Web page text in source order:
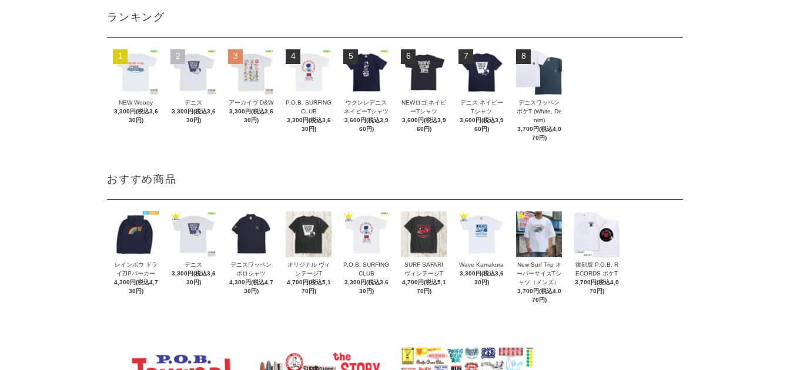
ランキング
1
NEW Woody
3,300円(税込3,6
30円)
2
デニス
3,300円(税込3,6
30円)
3
アーカイヴ D&W
3,300円(税込3,6
30円)
4
P.O.B. SURFING
CLUB
3,300円(税込3,6
30円)
5
ウクレレデニス
ネイビーTシャツ
3,600円(税込3,9
60円)
6
NEWロゴ ネイビ
ーTシャツ
3,600円(税込3,9
60円)
7
デニス ネイビー
Tシャツ
3,600円(税込3,9
60円)
8
デニスワッペン
ポケT (White, De
nim)
3,700円(税込4,0
70円)
おすすめ商品
レインボウ ドラ
イZIPパーカー
4,300円(税込4,7
30円)
デニス
3,300円(税込3,6
30円)
デニスワッペン
ポロシャツ
4,300円(税込4,7
30円)
オリジナル ヴィ
ンテージT
4,700円(税込5,1
70円)
P.O.B. SURFING
CLUB
3,300円(税込3,6
30円)
SURF SAFARI
ヴィンテージT
4,700円(税込5,1
70円)
Wave Kamakura
3,300円(税込3,6
30円)
New Surf Trip オ
ーバーサイズTシ
ャツ（メンズ）
3,700円(税込4,0
70円)
復刻版 P.O.B. R
ECORDS ポケT
3,700円(税込4,0
70円)